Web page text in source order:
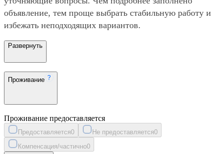
объявление, тем проще выбрать стабильную работу и
избежать неподходящих вариантов.
Развернуть
Проживание
Проживание предоставляется
Предоставляется0 Не предоставляется0
Компенсация/частично0